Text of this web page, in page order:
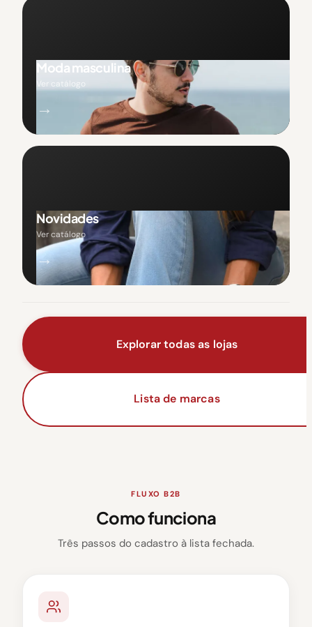
Moda masculina
Ver catálogo
→
Novidades
Ver catálogo
→
Explorar todas as lojas
Lista de marcas
FLUXO B2B
Como funciona
Três passos do cadastro à lista fechada.